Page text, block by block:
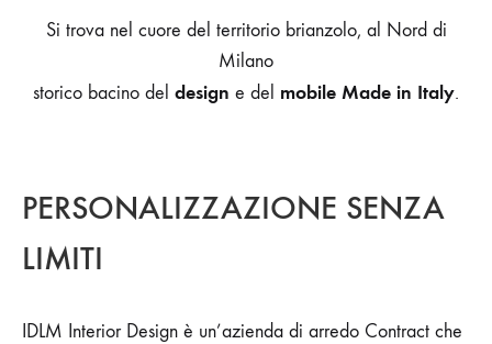
Si trova nel cuore del territorio brianzolo, al Nord di
Milano
storico bacino del design e del mobile Made in Italy.
PERSONALIZZAZIONE SENZA
LIMITI
IDLM Interior Design è un’azienda di arredo Contract che